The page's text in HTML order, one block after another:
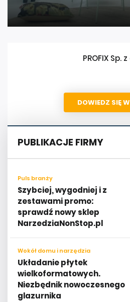
PROFIX Sp.
DOWIEDZ SIĘ
PUBLIKACJE FIRMY
Puls branży
Szybciej, wygodniej i z
zestawami promo:
sprawdź nowy sklep
NarzedziaNonStop.pl
Wokół domu i narzędzia
Układanie płytek
wielkoformatowych.
Niezbędnik nowoczesnego
glazurnika